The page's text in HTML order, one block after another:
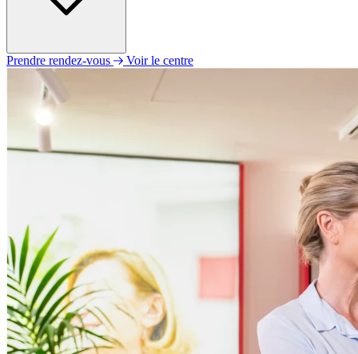
Lundi
08h30 - 12h30
13h30 - 18h30
Fermé
Mercredi
09h00 - 12h30
Fermé
Samedi
Fermé
Dimanche
Fermé
Prendre rendez-vous Voir le centre